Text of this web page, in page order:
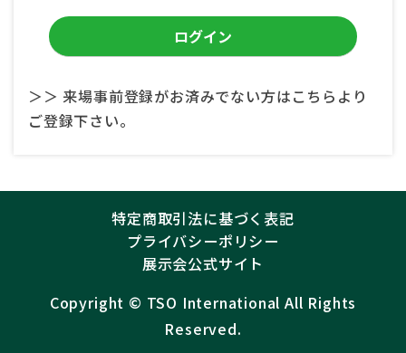
＞＞ 来場事前登録がお済みでない方はこちらより
ご登録下さい。
特定商取引法に基づく表記
プライバシーポリシー
展示会公式サイト
Copyright ©︎ TSO International All Rights
Reserved.